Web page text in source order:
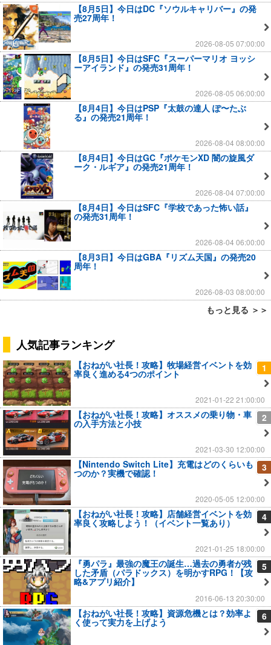
【8月5日】今日はDC『ソウルキャリバー』の発
売27周年！
2026-08-05 07:00:00
【8月5日】今日はSFC『スーパーマリオ ヨッシ
ーアイランド』の発売31周年！
2026-08-05 06:00:00
【8月4日】今日はPSP『太鼓の達人 ぽ〜たぶ
る』の発売21周年！
2026-08-04 08:00:00
【8月4日】今日はGC『ポケモンXD 闇の旋風ダ
ーク・ルギア』の発売21周年！
2026-08-04 07:00:00
【8月4日】今日はSFC『学校であった怖い話』
の発売31周年！
2026-08-04 06:00:00
【8月3日】今日はGBA『リズム天国』の発売20
周年！
2026-08-03 08:00:00
もっと見る ＞＞
人気記事ランキング
1
【おねがい社長！攻略】牧場経営イベントを効
率良く進める4つのポイント
2021-01-22 21:00:00
2
【おねがい社長！攻略】オススメの乗り物・車
の入手方法と小技
2021-03-30 12:00:00
3
【Nintendo Switch Lite】充電はどのくらいも
つのか？実機で確認！
2020-05-05 12:00:00
4
【おねがい社長！攻略】店舗経営イベントを効
率良く攻略しよう！（イベント一覧あり）
2021-01-25 18:00:00
5
『勇パラ』最強の魔王の誕生…過去の勇者が残
した矛盾（パラドックス）を明かすRPG！【攻
略&アプリ紹介】
2016-06-13 20:30:00
6
【おねがい社長！攻略】資源危機とは？効率よ
く使って実力を上げよう